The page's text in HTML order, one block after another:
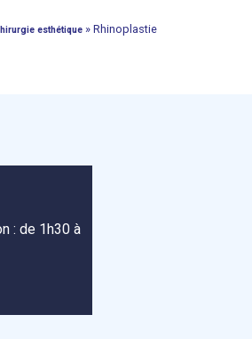
esthétique» Rhinoplastie
: de 1h30 à